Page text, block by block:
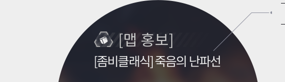
레벨
NEXON NOW
추가 정보
카스온라인TV
[맵 홍보]
[좀비클래식] 죽음의 난파선